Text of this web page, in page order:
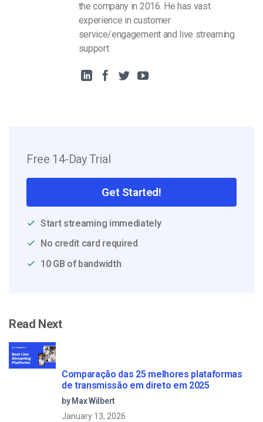
the company in 2016. He has vast
experience in customer
service/engagement and live streaming
support.
Free 14-Day Trial
Get Started!
Start streaming immediately
No credit card required
10 GB of bandwidth
Read Next
Comparação das 25 melhores plataformas
de transmissão em direto em 2025
by Max Wilbert
January 13, 2026